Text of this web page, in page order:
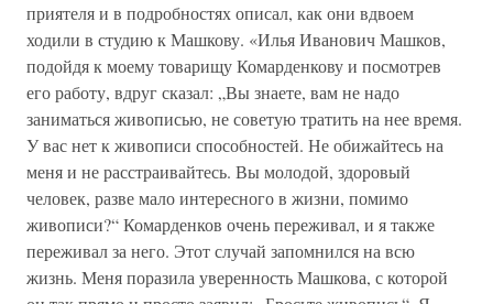
приятеля и в подробностях описал, как они вдвоем
ходили в студию к Машкову. «Илья Иванович Машков,
подойдя к моему товарищу Комарденкову и посмотрев
его работу, вдруг сказал: „Вы знаете, вам не надо
заниматься живописью, не советую тратить на нее время.
У вас нет к живописи способностей. Не обижайтесь на
меня и не расстраивайтесь. Вы молодой, здоровый
человек, разве мало интересного в жизни, помимо
живописи?“ Комарденков очень переживал, и я также
переживал за него. Этот случай запомнился на всю
жизнь. Меня поразила уверенность Машкова, с которой